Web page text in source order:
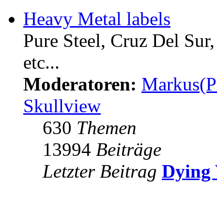
Heavy Metal labels
Pure Steel, Cruz Del
etc...
Moderatoren:
Skullview
630 Themen
13994 Beiträge
Letzter Beitrag Dying